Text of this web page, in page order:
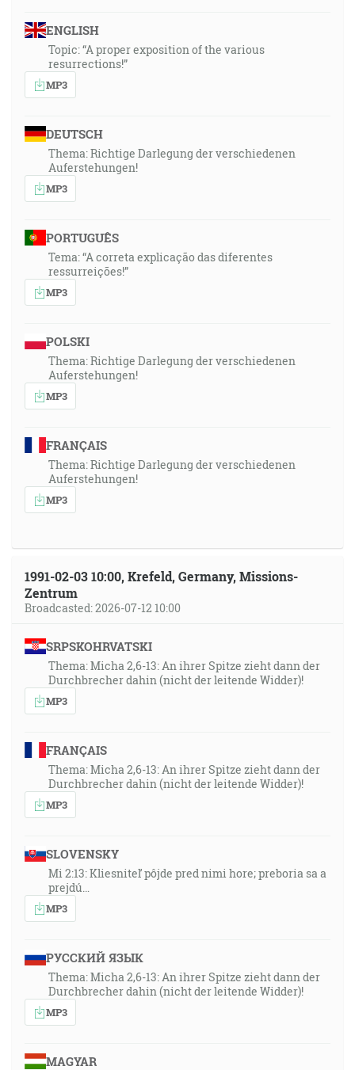
ENGLISH
Topic: “A proper exposition of the various
resurrections!”
MP3
DEUTSCH
Thema: Richtige Darlegung der verschiedenen
Auferstehungen!
MP3
PORTUGUÊS
Tema: “A correta explicação das diferentes
ressurreições!”
MP3
POLSKI
Thema: Richtige Darlegung der verschiedenen
Auferstehungen!
MP3
FRANÇAIS
Thema: Richtige Darlegung der verschiedenen
Auferstehungen!
MP3
1991-02-03 10:00, Krefeld, Germany, Missions-
Zentrum
Broadcasted: 2026-07-12 10:00
SRPSKOHRVATSKI
Thema: Micha 2,6-13: An ihrer Spitze zieht dann der
Durchbrecher dahin (nicht der leitende Widder)!
MP3
FRANÇAIS
Thema: Micha 2,6-13: An ihrer Spitze zieht dann der
Durchbrecher dahin (nicht der leitende Widder)!
MP3
SLOVENSKY
Mi 2:13: Kliesniteľ pôjde pred nimi hore; preboria sa a
prejdú…
MP3
РУССКИЙ ЯЗЫК
Thema: Micha 2,6-13: An ihrer Spitze zieht dann der
Durchbrecher dahin (nicht der leitende Widder)!
MP3
MAGYAR